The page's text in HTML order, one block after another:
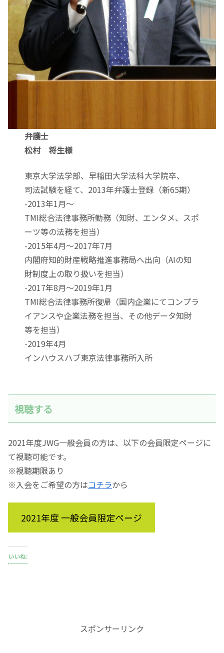
弁護士
松村 将生様
東京大学法学部、早稲田大学法科大学院卒、
司法試験を経て、2013年弁護士登録（新65期）
-2013年1月～
TMI総合法律事務所勤務（知財、エンタメ、スポ
ーツ等の法務を担当）
-2015年4月～2017年7月
内閣府知的財産戦略推進事務局へ出向（AIの知
財制度上の取り扱いを担当）
-2017年8月～2019年1月
TMI総合法律事務所復帰（国内企業にてコンプラ
イアンスや企業法務を担当、その他データ知財
等を担当）
-2019年4月
インハウスハブ東京法律事務所入所
視聴する
2021年度JWG一般会員の方は、以下の会員限定ページに
て視聴可能です。
※視聴期限あり
※入会をご希望の方はコチラから
2021年度 一般会員限定ページ
いいね:
スポンサーリンク